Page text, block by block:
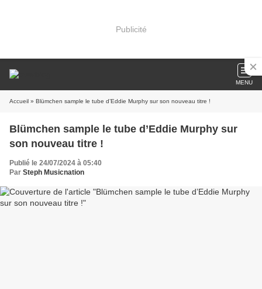
Publicité
MENU
Accueil » Blümchen sample le tube d’Eddie Murphy sur son nouveau titre !
Blümchen sample le tube d’Eddie Murphy sur
son nouveau titre !
Publié le 24/07/2024 à 05:40
Par Steph Musicnation